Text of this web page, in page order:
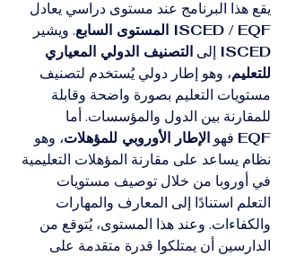
يقع هذا البرنامج عند مستوى دراسي يعادل
ISCED / EQF المستوى السابع
. ويشير
ISCED إلى التصنيف الدولي المعياري
للتعليم، وهو إطار دولي يُستخدم لتصنيف
مستويات التعليم بصورة واضحة وقابلة
للمقارنة بين الدول والمؤسسات. أما
EQF فهو الإطار الأوروبي للمؤهلات، وهو
نظام يساعد على مقارنة المؤهلات التعليمية
في أوروبا من خلال توصيف مستويات
التعلم استنادًا إلى المعارف والمهارات
والكفاءات. وعند هذا المستوى، يُتوقع من
الدارسين أن يمتلكوا قدرة متقدمة على